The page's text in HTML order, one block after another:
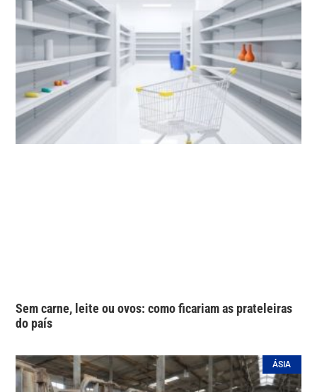
Sem carne, leite ou ovos: como ficariam as prateleiras
do país
ÁSIA